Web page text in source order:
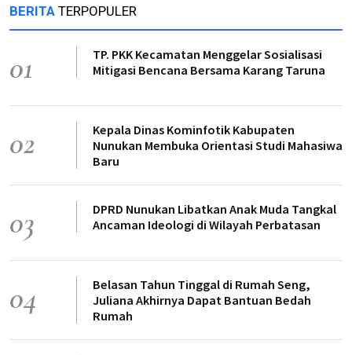
BERITA TERPOPULER
01
TP. PKK Kecamatan Menggelar Sosialisasi
Mitigasi Bencana Bersama Karang Taruna
02
Kepala Dinas Kominfotik Kabupaten
Nunukan Membuka Orientasi Studi Mahasiwa
Baru
03
DPRD Nunukan Libatkan Anak Muda Tangkal
Ancaman Ideologi di Wilayah Perbatasan
04
Belasan Tahun Tinggal di Rumah Seng,
Juliana Akhirnya Dapat Bantuan Bedah
Rumah